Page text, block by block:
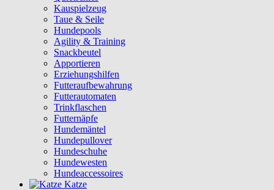
Kauspielzeug
Taue & Seile
Hundepools
Agility & Training
Snackbeutel
Apportieren
Erziehungshilfen
Futteraufbewahrung
Futterautomaten
Trinkflaschen
Futternäpfe
Hundemäntel
Hundepullover
Hundeschuhe
Hundewesten
Hundeaccessoires
Katze